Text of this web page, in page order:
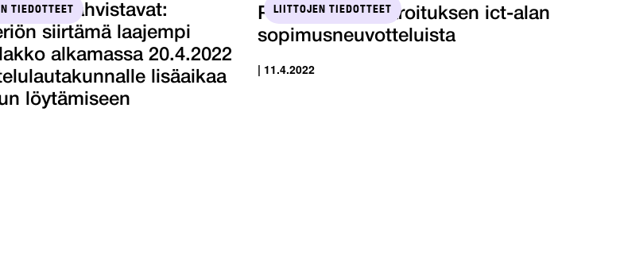
TIEDOTTEET
SuPer vahvistavat:
siirtämä laajempi
alkamassa 20.4.2022
lisäaikaa
löytämiseen
LIITTOJEN TIEDOTTEET
Pro jätti lakkovaroituksen ict-alan
sopimusneuvotteluista
| 11.4.2022